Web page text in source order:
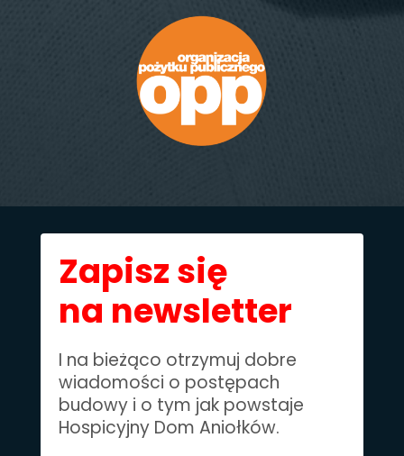
Zapisz się
na newsletter
I na bieżąco otrzymuj dobre
wiadomości o postępach
budowy i o tym jak powstaje
Hospicyjny Dom Aniołków.